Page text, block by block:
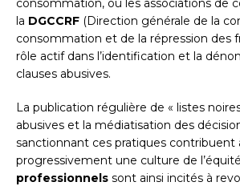
consommation, où les associations de
la DGCCRF (Direction générale de la
consommation et de la répression des
rôle actif dans l’identification et la
clauses abusives.
La publication régulière de « listes
abusives et la médiatisation des
sanctionnant ces pratiques contribuent
progressivement une culture de
professionnels sont ainsi incités à